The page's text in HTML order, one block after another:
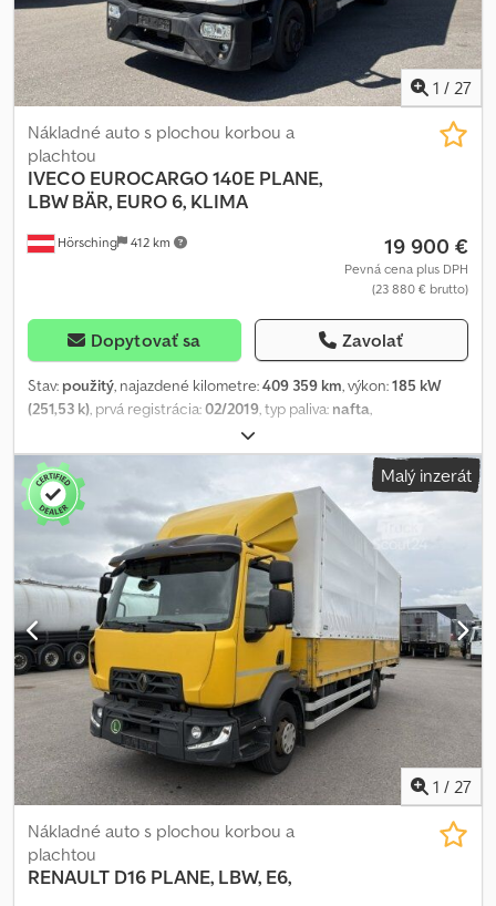
H Tsx Ah Uok
1 / 27
Hörsching 412 km
Nákladné auto s plochou korbou a
plachtou
IVECO EUROCARGO 140E PLANE,
LBW BÄR, EURO 6, KLIMA
19 900 €
Pevná cena plus DPH
(23 880 € brutto)
Dopytovať sa Zavolať
Stav: použitý, najazdené kilometre:409 359 km, výkon:185 kW
(251,53 k), prvá registrácia:02/2019, typ paliva: nafta,
6 760 kg
7 165 kg, celková hmotnosť:14 000 kg, konfigurácia náprav:2
nápravy
denná kabína,
typ prevodu:
automatický , emisná trieda: Euro 6 , zavesenie:oceľ-
vzduch
, počet sedadiel:2, Výbava:
ABS, klimatizácia,
pneumatická brzda, registrácia nákladného vozidla, uzávierka
diferenciálu, | Iveco Eurocargo 140E | Nakladacia plošina BÄR,
nosnosť 1500 kg | Automatická prevodovka, EURO6, klimatizácia |
Elektrické okná | Asistent na udržiavanie v jazdnom pruhu,
asistent na rozjazd do kopca | Chladené a vyhrievané sedadlá |
Vyhradzujeme si právo na chyby, preklepy a predaj pred uvedením
do ponuky. Dcedpfx Ahszp U R Tj Usk
Malý inzerát
1 / 27
Nákladné auto s plochou korbou a
plachtou
RENAULT D16 PLANE, LBW, E6,